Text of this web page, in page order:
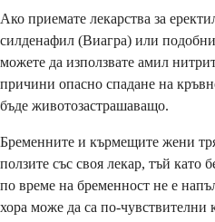
Ако приемате лекарства за
силденафил (Виагра) или
можете да използвате амил
причини опасно спадане на
бъде животозастрашаващо.
Бременните и кърмещите жени
ползите със своя лекар, тъй като
по време на бременност не е
хора може да са по-чувствителни